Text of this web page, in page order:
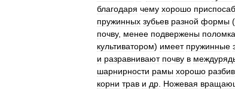
благодаря чему хорошо
пружинных зубьев разной формы (
почву, менее подвержены
культиватором) имеет пружинные
и разравнивают почву в
шарнирности рамы хорошо
корни трав и др Ножевая